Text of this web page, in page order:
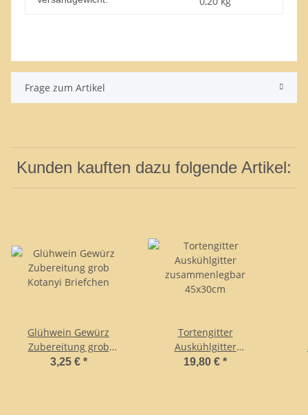
Frage zum Artikel
Kunden kauften dazu folgende Artikel:
Glühwein Gewürz
Zubereitung grob
Kotanyi Briefchen
3,25 € *
Tortengitter
Auskühlgitter
zusammenlegbar
19,80 € *